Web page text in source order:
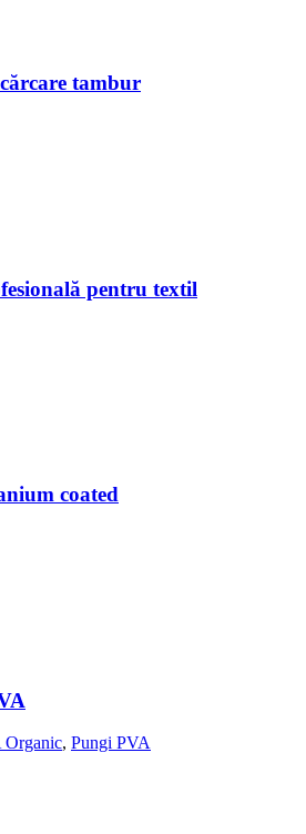
tambur
pentru textil
coated
Organic, Pungi PVA